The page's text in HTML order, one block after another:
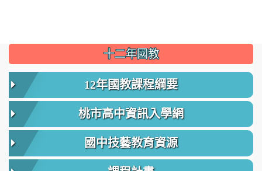
::: 十二年國教
12年國教課程綱要
桃市高中資訊入學網
國中技藝教育資源